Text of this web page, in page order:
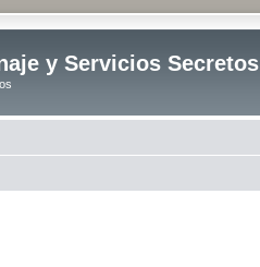
y Servicios Secretos